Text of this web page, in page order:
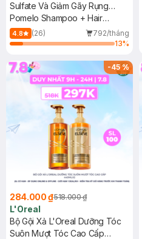
Sulfate Và Giảm Gãy Rụng
500ml+310ml
Pomelo Shampoo + Hair
Conditioner
4.8 (26)
792/tháng
13%
-45%
284.000 ₫518.000 ₫
L'Oreal
Bộ Gội Xả L'Oreal Dưỡng Tóc
Suôn Mượt Tóc Cao Cấp